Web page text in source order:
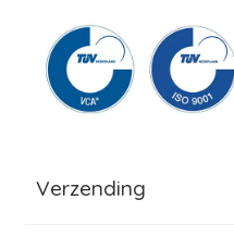
Verzending